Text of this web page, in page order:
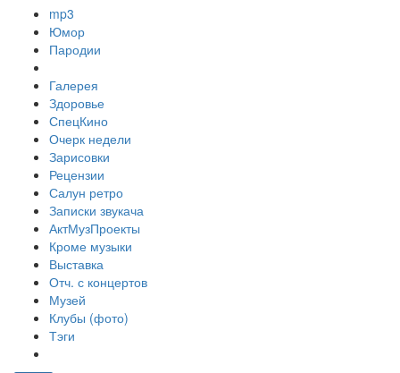
mp3
Юмор
Пародии
Галерея
Здоровье
СпецКино
Очерк недели
Зарисовки
Рецензии
Салун ретро
Записки звукача
АктМузПроекты
Кроме музыки
Выставка
Отч. с концертов
Музей
Клубы (фото)
Тэги